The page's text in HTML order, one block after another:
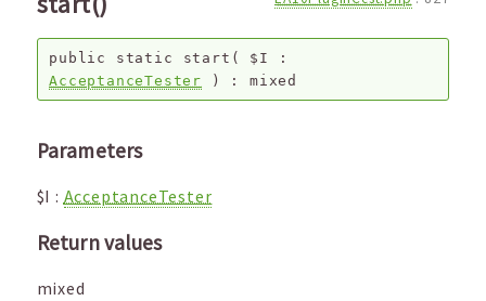
public static start ( $I
:
AcceptanceTester
) :mixed
Parameters
$I : AcceptanceTester
Return values
mixed